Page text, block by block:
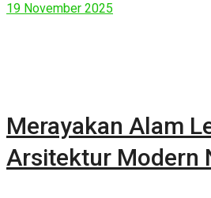
19 November 2025
Merayakan Alam
Arsitektur Modern